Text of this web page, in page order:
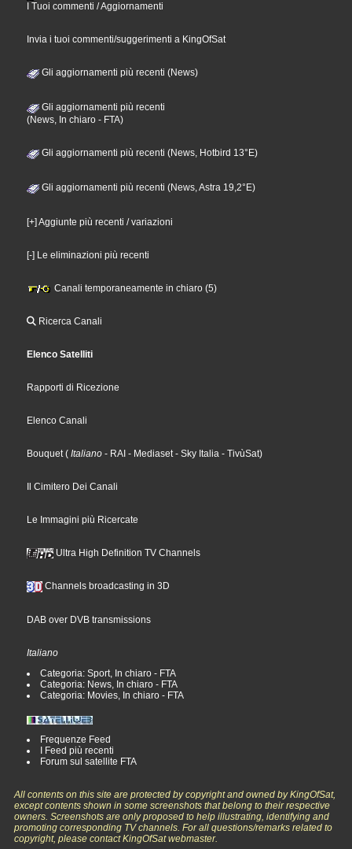
I Tuoi commenti / Aggiornamenti
Invia i tuoi commenti/suggerimenti a KingOfSat
Gli aggiornamenti più recenti (News)
Gli aggiornamenti più recenti
(News, In chiaro - FTA)
Gli aggiornamenti più recenti (News, Hotbird 13°E)
Gli aggiornamenti più recenti (News, Astra 19,2°E)
[+] Aggiunte più recenti / variazioni
[-] Le eliminazioni più recenti
Canali temporaneamente in chiaro (5)
Ricerca Canali
Elenco Satelliti
Rapporti di Ricezione
Elenco Canali
Bouquet( Italiano - RAI - Mediaset- Sky Italia - TivùSat)
Il Cimitero Dei Canali
Le Immagini più Ricercate
Ultra High Definition TV Channels
Channels broadcasting in 3D
DAB over DVB transmissions
Italiano
Categoria: Sport, In chiaro - FTA
Categoria: News, In chiaro - FTA
Categoria: Movies, In chiaro - FTA
Frequenze Feed
I Feed più recenti
Forum sul satellite FTA
All contents on this site are protected by copyright and owned by KingOfSat,
except contents shown in some screenshots that belong to their respective
owners. Screenshots are only proposed to help illustrating, identifying and
promoting corresponding TV channels. For all questions/remarks related to
copyright, please contact KingOfSat webmaster.